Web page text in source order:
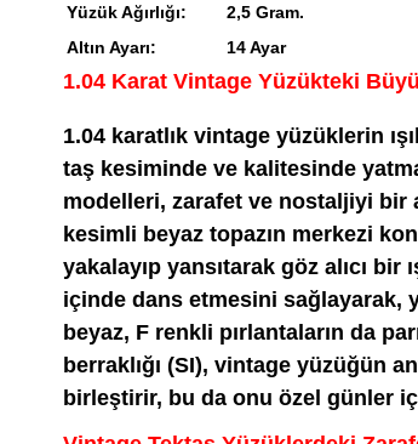
Yüzük Ağırlığı:
2,5 Gram.
Altın Ayarı:
14 Ayar
1.04 Karat Vintage Yüzükteki
1.04 karatlık vintage yüzüklerin
taş kesiminde ve kalitesinde
modelleri, zarafet ve nostaljiyi bir
kesimli beyaz topazın merkezi
yakalayıp yansıtarak göz alıcı bir
içinde dans etmesini sağlayarak,
beyaz, F renkli pırlantaların da
berraklığı (SI), vintage yüzüğün
birleştirir, bu da onu özel günler